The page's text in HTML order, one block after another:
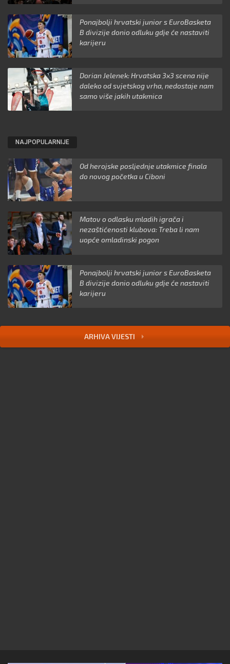
Ponajbolji hrvatski junior s EuroBasketa
B divizije donio odluku gdje će nastaviti
karijeru
Dorian Jelenek: Hrvatska 3x3 scena nije
daleko od svjetskog vrha, nedostaje nam
samo više jakih utakmica
NAJPOPULARNIJE
Od herojske posljednje utakmice finala
do novog početka u Ciboni
Matov o odlasku mladih igrača i
nezaštićenosti klubova: Treba li nam
uopće omladinski pogon
Ponajbolji hrvatski junior s EuroBasketa
B divizije donio odluku gdje će nastaviti
karijeru
ARHIVA VIJESTI